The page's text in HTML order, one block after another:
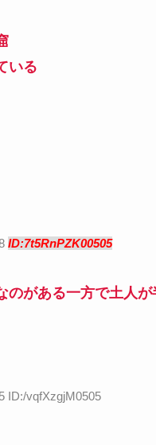
いる
ID:7t5RnPZK00505
のがある一方で土人
ID:/vqfXzgjM0505